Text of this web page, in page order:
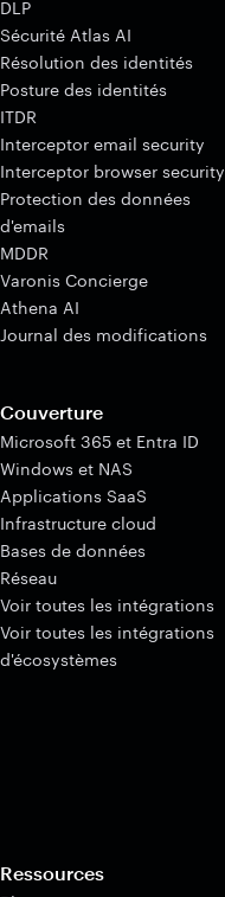
DLP
Sécurité Atlas AI
Résolution des identités
Posture des identités
ITDR
Interceptor email security
Interceptor browser security
Protection des données
d'emails
MDDR
Varonis Concierge
Athena AI
Journal des modifications
Couverture
Microsoft 365 et Entra ID
Windows et NAS
Applications SaaS
Infrastructure cloud
Bases de données
Réseau
Voir toutes les intégrations
Voir toutes les intégrations
d'écosystèmes
Ressources